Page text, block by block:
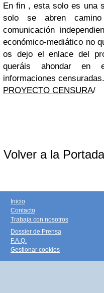
En fin , esta solo es una
solo se abren
comunicación
económico-mediático no
os dejo el enlace del
queráis ahondar
informaciones censuradas.
PROYECTO CENSURA/
Volver a la
Inicio
Contacto
Trabaja con nosotros
Dossier de Prensa
F.A.Q.
Gestionar cookies